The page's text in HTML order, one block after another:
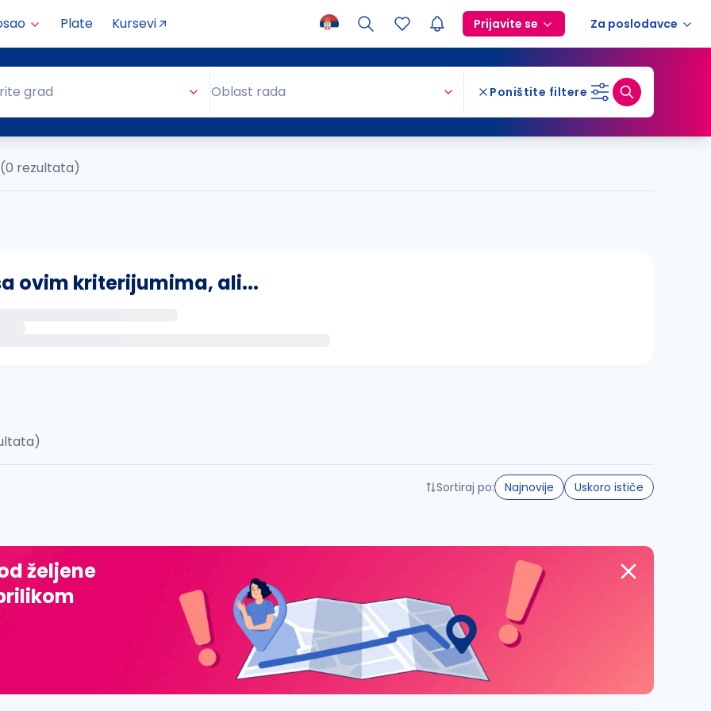
Plate Kursevi Prijavite se Za poslodavce
grad Oblast rada Poništite filtere
(0 rezultata)
ovim kriterijumima, ali...
đ, ž, dž)
Sortiraj po: Najnovije Uskoro ističe
željene